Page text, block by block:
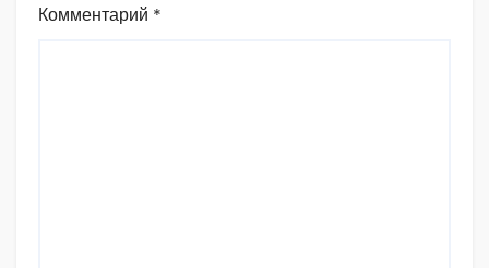
Комментарий *